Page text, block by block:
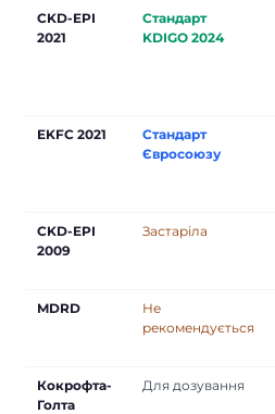
CKD-EPI
2021
Стандарт
KDIGO 2024
EKFC 2021
Стандарт
Євросоюзу
CKD-EPI
2009
Застаріла
MDRD
Не
рекомендується
Кокрофта-
Голта
Для дозування